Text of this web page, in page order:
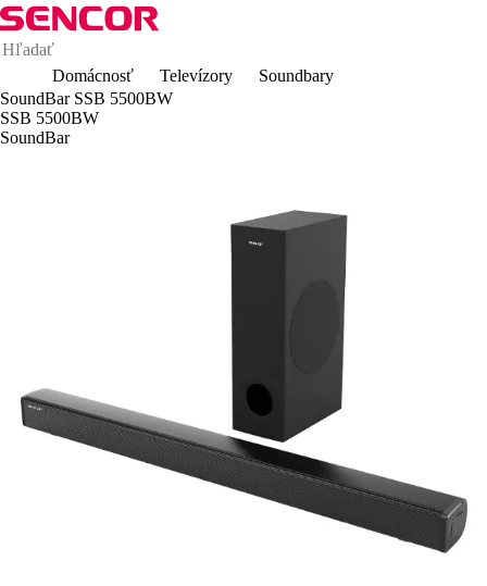
Domácnosť Televízory
Soundbary
SoundBar SSB 5500BW
SSB 5500BW
SoundBar